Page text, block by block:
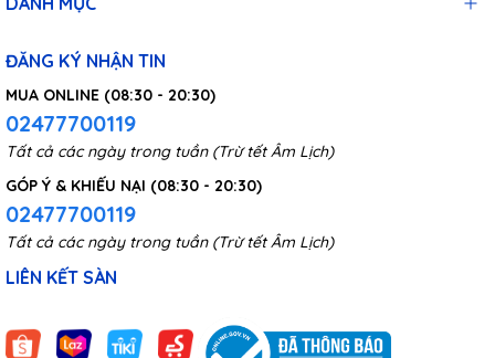
ĐĂNG KÝ NHẬN TIN
MUA ONLINE (08:30 - 20:30)
02477700119
Tất cả các ngày trong tuần (Trừ tết Âm Lịch)
GÓP Ý & KHIẾU NẠI (08:30 - 20:30)
02477700119
Tất cả các ngày trong tuần (Trừ tết Âm Lịch)
LIÊN KẾT SÀN